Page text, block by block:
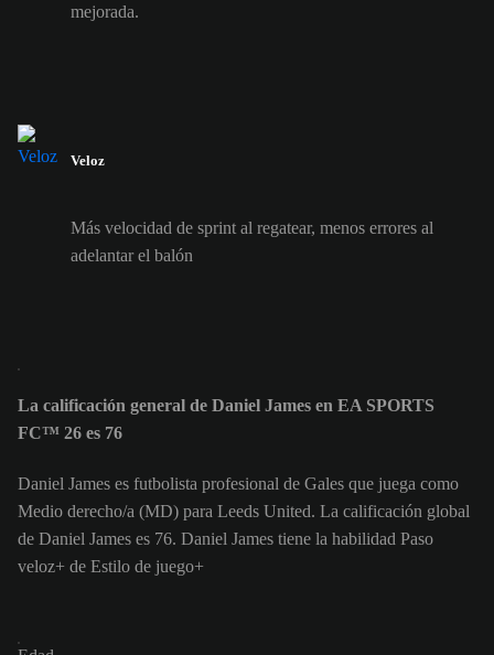
mejorada.
Veloz
Más velocidad de sprint al regatear, menos errores al
adelantar el balón
La calificación general de Daniel James en EA SPORTS
FC™ 26 es 76
Daniel James es futbolista profesional de Gales que juega como
Medio derecho/a (MD) para Leeds United. La calificación global
de Daniel James es 76. Daniel James tiene la habilidad Paso
veloz+ de Estilo de juego+